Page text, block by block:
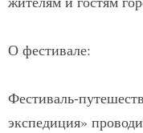
О фестивале:
Фестиваль-
экспедиция»